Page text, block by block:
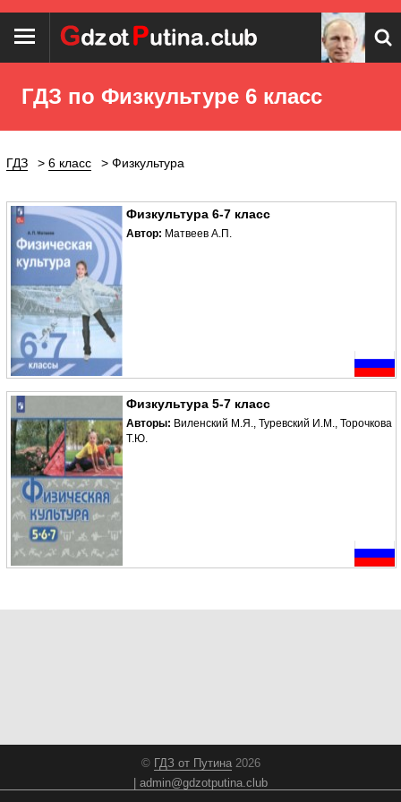
ГДЗ по Физкультуре 6 класс
ГДЗ 6 класс Физкультура
Физкультура 6-7 класс
Автор: Матвеев А.П.
Физкультура 5-7 класс
Авторы: Виленский М.Я., Туревский И.М., Торочкова
Т.Ю.
© ГДЗ от Путина2026
admin@gdzotputina.club